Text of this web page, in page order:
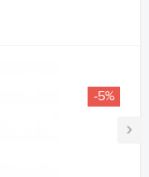
›
-5%